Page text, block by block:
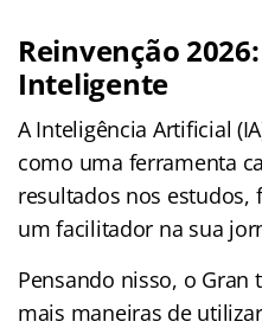
Reinvenção
Inteligente
A Inteligência Artificial
como uma ferramenta
resultados nos
um facilitador na sua
Pensando nisso, o
mais maneiras de